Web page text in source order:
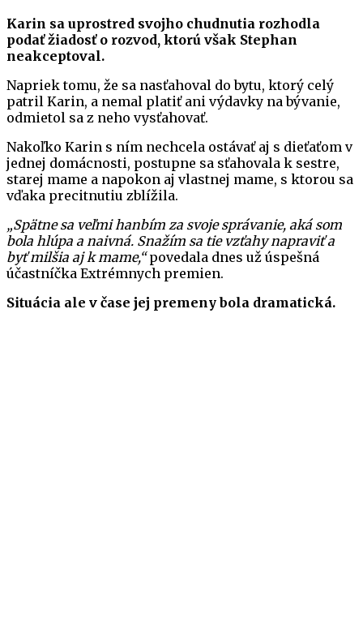
Karin sa uprostred svojho chudnutia rozhodla
podať žiadosť o rozvod, ktorú však Stephan
neakceptoval.
Napriek tomu, že sa nasťahoval do bytu, ktorý celý
patril Karin, a nemal platiť ani výdavky na bývanie,
odmietol sa z neho vysťahovať.
Nakoľko Karin s ním nechcela ostávať aj s dieťaťom v
jednej domácnosti, postupne sa sťahovala k sestre,
starej mame a napokon aj vlastnej mame, s ktorou sa
vďaka precitnutiu zblížila.
„Spätne sa veľmi hanbím za svoje správanie, aká som
bola hlúpa a naivná. Snažím sa tie vzťahy napraviť a
byť milšia aj k mame,“povedala dnes už úspešná
účastníčka Extrémnych premien.
Situácia ale v čase jej premeny bola dramatická.